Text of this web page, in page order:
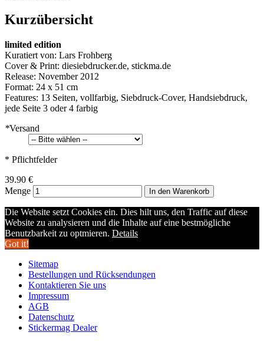
Kurzübersicht
limited edition
Kuratiert von: Lars Frohberg
Cover & Print: diesiebdrucker.de, stickma.de
Release: November 2012
Format: 24 x 51 cm
Features: 13 Seiten, vollfarbig, Siebdruck-Cover, Handsiebdruck,
jede Seite 3 oder 4 farbig
*Versand
* Pflichtfelder
39.90 €
Menge
In den Warenkorb
Die Website setzt Cookies ein. Dies hilt uns, den Traffic auf diese
Website zu analysieren und die Inhalte auf eine bestmögliche
Benutzbarkeit zu optmieren. Details
Got it!
Sitemap
Bestellungen und Rücksendungen
Kontaktieren Sie uns
Impressum
AGB
Datenschutz
Stickermag Dealer